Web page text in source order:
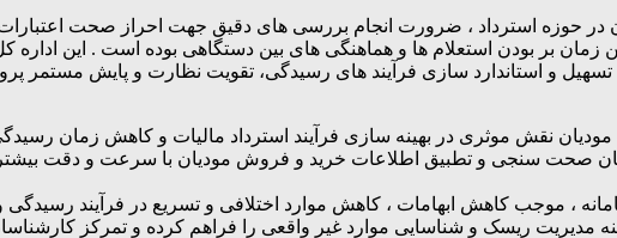
حوزه استرداد ، ضرورت انجام بررسی های دقیق جهت احراز صحت اعتبارات
بر بودن استعلام ها و هماهنگی های بین دستگاهی بوده است . این اداره
و استاندارد سازی فرآیند های رسیدگی، تقویت نظارت و پایش مستمر
مودیان نقش موثری در بهینه سازی فرآیند استرداد مالیات و کاهش زمان
صحت سنجی و تطبیق اطلاعات خرید و فروش مودیان با سرعت و دقت
، موجب کاهش ابهامات ، کاهش موارد اختلافی و تسریع در فرآیند
مدیریت ریسک و شناسایی موارد غیر واقعی را فراهم کرده و تمرکز